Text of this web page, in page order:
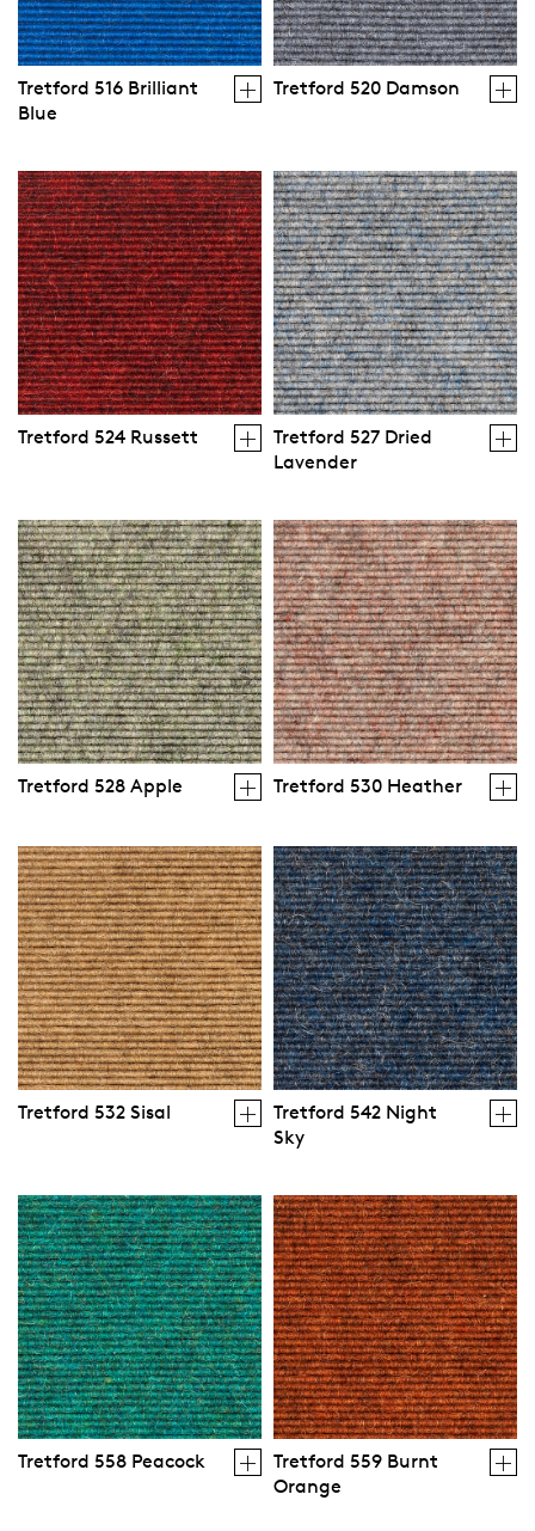
Tretford 516 Brilliant
Blue
Tretford 520 Damson
Tretford 524 Russett
Tretford 527 Dried
Lavender
Tretford 528 Apple Tretford 530 Heather
Tretford 532 Sisal
Tretford 542 Night
Sky
Tretford 558 Peacock
Tretford 559 Burnt
Orange